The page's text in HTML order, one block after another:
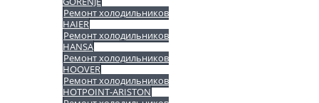
Ремонт холодильников
HAIER
Ремонт холодильников
HANSA
Ремонт холодильников
HOOVER
Ремонт холодильников
HOTPOINT-ARISTON